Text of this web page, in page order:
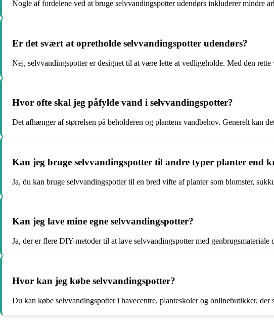
Nogle af fordelene ved at bruge selvvandingspotter udendørs inkluderer mindre
Er det svært at opretholde selvvandingspotter udendørs?
Nej, selvvandingspotter er designet til at være lette at vedligeholde. Med den
Hvor ofte skal jeg påfylde vand i selvvandingspotter?
Det afhænger af størrelsen på beholderen og plantens vandbehov. Generelt kan
Kan jeg bruge selvvandingspotter til andre typer planter end
Ja, du kan bruge selvvandingspotter til en bred vifte af planter som blomster,
Kan jeg lave mine egne selvvandingspotter?
Ja, der er flere DIY-metoder til at lave selvvandingspotter med genbrugsmateriale
Hvor kan jeg købe selvvandingspotter?
Du kan købe selvvandingspotter i havecentre, planteskoler og onlinebutikker, der